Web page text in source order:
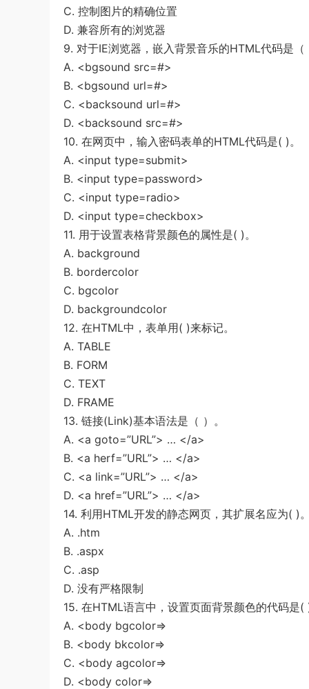
C. 控制图片的精确位置
D. 兼容所有的浏览器
9. 对于IE浏览器，嵌入背景音乐的HTML代码是（
A. <bgsound src=#>
B. <bgsound url=#>
C. <backsound url=#>
D. <backsound src=#>
10. 在网页中，输入密码表单的HTML代码是( )。
A. <input type=submit>
B. <input type=password>
C. <input type=radio>
D. <input type=checkbox>
11. 用于设置表格背景颜色的属性是( )。
A. background
B. bordercolor
C. bgcolor
D. backgroundcolor
12. 在HTML中，表单用( )来标记。
A. TABLE
B. FORM
C. TEXT
D. FRAME
13. 链接(Link)基本语法是（ ）。
A. <a goto=”URL”> … </a>
B. <a herf=”URL”> … </a>
C. <a link=”URL”> … </a>
D. <a href=”URL”> … </a>
14. 利用HTML开发的静态网页，其扩展名应为( )
A. .htm
B. .aspx
C. .asp
D. 没有严格限制
15. 在HTML语言中，设置页面背景颜色的代码是(
A. <body bgcolor=>
B. <body bkcolor=>
C. <body agcolor=>
D. <body color=>